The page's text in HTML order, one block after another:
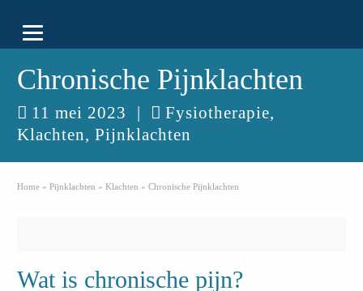
Chronische Pijnklachten
11 mei 2023 | Fysiotherapie,
Klachten,Pijnklachten
Home » Pijnklachten » Klachten » Chronische Pijnklachten
Wat is chronische pijn?